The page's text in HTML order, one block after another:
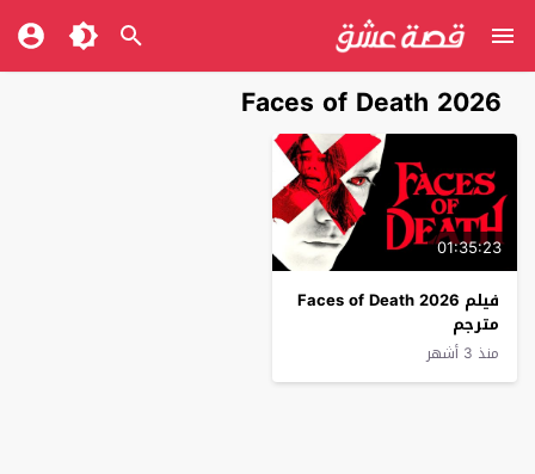
Faces of Death 2026
01:35:23
فيلم Faces of Death 2026
مترجم
منذ 3 أشهر